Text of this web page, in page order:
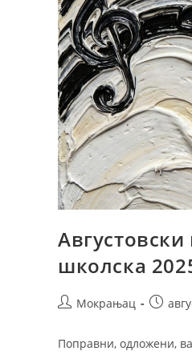
школска
Мокрањац
Поправни, одложени,